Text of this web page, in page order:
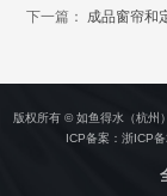
下一篇： 成品窗帘和
版权所有 © 如鱼得水（杭州
ICP备案： 浙ICP